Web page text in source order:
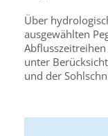
Über
ausgewählten
unter
und der